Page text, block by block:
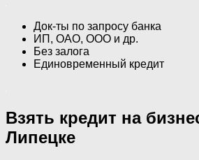
Док-ты по запросу банка
ИП, ОАО, ООО и др.
Без залога
Единовременный кредит
Взять кредит на
Липецке